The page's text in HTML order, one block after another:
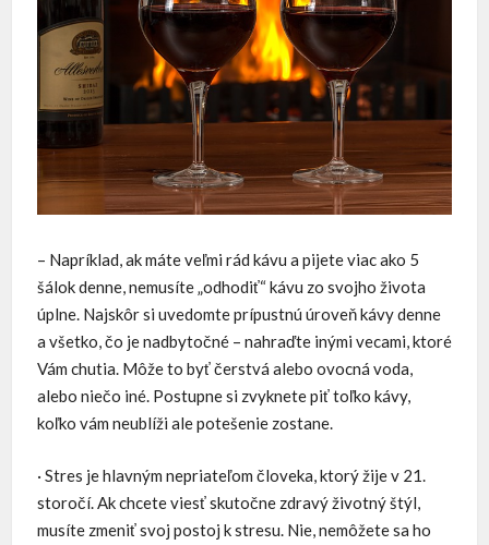
– Napríklad, ak máte veľmi rád kávu a pijete viac ako 5
šálok denne, nemusíte „odhodiť“ kávu zo svojho života
úplne. Najskôr si uvedomte prípustnú úroveň kávy denne
a všetko, čo je nadbytočné – nahraďte inými vecami, ktoré
Vám chutia. Môže to byť čerstvá alebo ovocná voda,
alebo niečo iné. Postupne si zvyknete piť toľko kávy,
koľko vám neublíži ale potešenie zostane.
· Stres je hlavným nepriateľom človeka, ktorý žije v 21.
storočí. Ak chcete viesť skutočne zdravý životný štýl,
musíte zmeniť svoj postoj k stresu. Nie, nemôžete sa ho